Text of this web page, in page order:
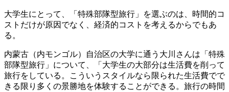
大学生にとって、「特殊部隊型旅行」を選ぶのは、時間的コ
ストだけが原因でなく、経済的コストを考えるからでもあ
る。
内蒙古（内モンゴル）自治区の大学に通う大川さんは「特殊
部隊型旅行」について、「大学生の大部分は生活費を削って
旅行をしている。こういうスタイルなら限られた生活費でで
きる限り多くの景勝地を体験することができる。旅行の時間